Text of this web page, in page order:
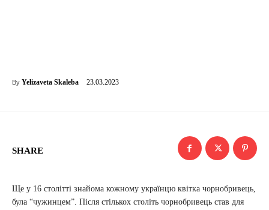
By Yelizaveta Skaleba 23.03.2023
SHARE
Ще у 16 столітті знайома кожному українцю квітка чорнобривець,
була “чужинцем”. Після стількох століть чорнобривець став для